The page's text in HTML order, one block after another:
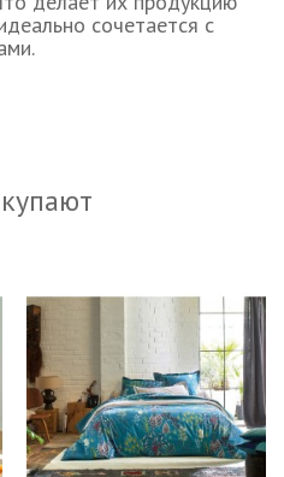
сочетается с